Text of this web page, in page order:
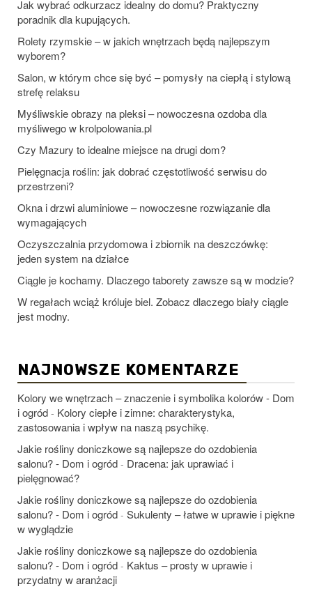
Jak wybrać odkurzacz idealny do domu? Praktyczny
poradnik dla kupujących.
Rolety rzymskie – w jakich wnętrzach będą najlepszym
wyborem?
Salon, w którym chce się być – pomysły na ciepłą i stylową
strefę relaksu
Myśliwskie obrazy na pleksi – nowoczesna ozdoba dla
myśliwego w krolpolowania.pl
Czy Mazury to idealne miejsce na drugi dom?
Pielęgnacja roślin: jak dobrać częstotliwość serwisu do
przestrzeni?
Okna i drzwi aluminiowe – nowoczesne rozwiązanie dla
wymagających
Oczyszczalnia przydomowa i zbiornik na deszczówkę:
jeden system na działce
Ciągle je kochamy. Dlaczego taborety zawsze są w modzie?
W regałach wciąż króluje biel. Zobacz dlaczego biały ciągle
jest modny.
NAJNOWSZE KOMENTARZE
Kolory we wnętrzach – znaczenie i symbolika kolorów - Dom
i ogród - Kolory ciepłe i zimne: charakterystyka,
zastosowania i wpływ na naszą psychikę.
Jakie rośliny doniczkowe są najlepsze do ozdobienia
salonu? - Dom i ogród - Dracena: jak uprawiać i
pielęgnować?
Jakie rośliny doniczkowe są najlepsze do ozdobienia
salonu? - Dom i ogród - Sukulenty – łatwe w uprawie i piękne
w wyglądzie
Jakie rośliny doniczkowe są najlepsze do ozdobienia
salonu? - Dom i ogród - Kaktus – prosty w uprawie i
przydatny w aranżacji